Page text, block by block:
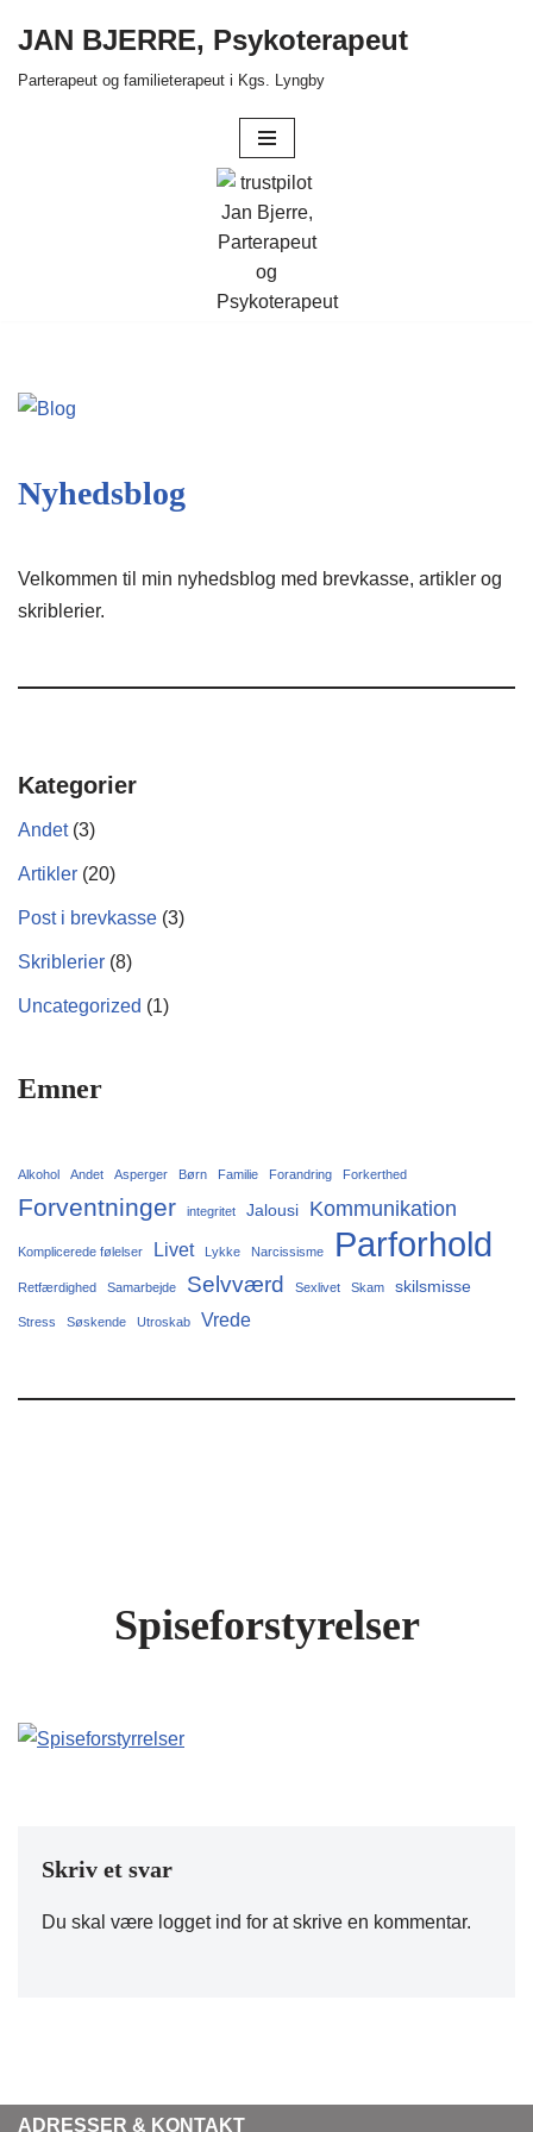
JAN BJERRE, Psykoterapeut
Parterapeut og familieterapeut i Kgs. Lyngby
Nyhedsblog
Velkommen til min nyhedsblog med brevkasse, artikler og
skriblerier.
Kategorier
Andet(3)
Artikler (20)
Post i brevkasse (3)
Skriblerier (8)
Uncategorized (1)
Emner
Alkohol Andet Asperger Børn Familie Forandring Forkerthed
Forventninger integritet Jalousi Kommunikation
Komplicerede følelser Livet Lykke Narcissisme Parforhold
Retfærdighed Samarbejde Selvværd Sexlivet Skam skilsmisse
Stress Søskende Utroskab Vrede
Spiseforstyrelser
Skriv et svar
Du skal være logget ind for at skrive en kommentar.
ADRESSER & KONTAKT